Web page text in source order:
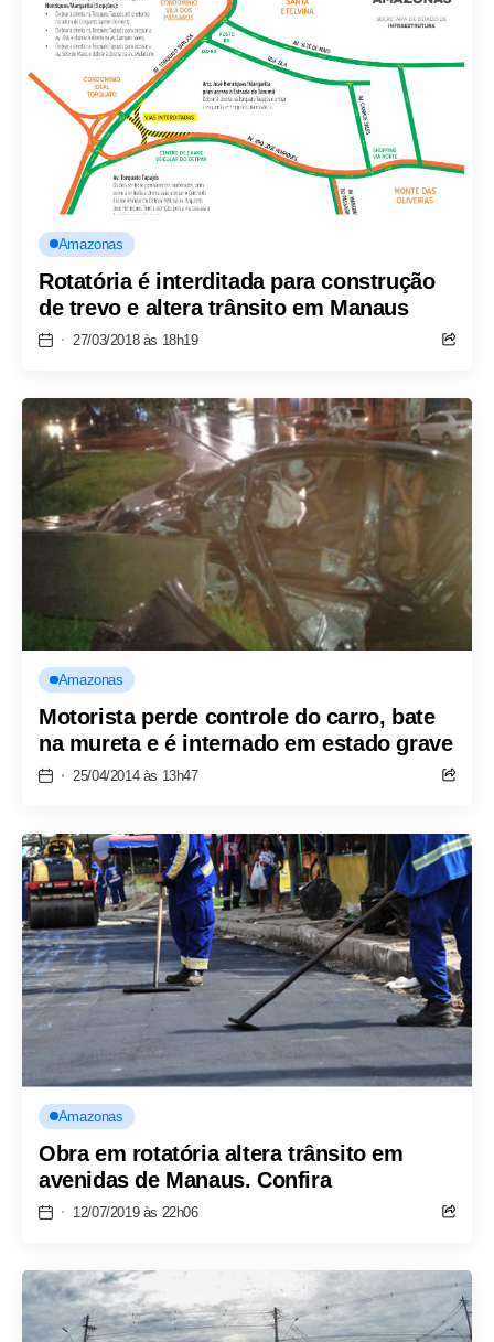
Amazonas
Rotatória é interditada para construção
de trevo e altera trânsito em Manaus
27/03/2018 às 18h19
Amazonas
Motorista perde controle do carro, bate
na mureta e é internado em estado grave
25/04/2014 às 13h47
Amazonas
Obra em rotatória altera trânsito em
avenidas de Manaus. Confira
12/07/2019 às 22h06